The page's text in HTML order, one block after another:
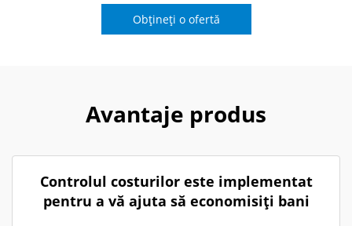
Obțineți o ofertă
Avantaje produs
Controlul costurilor este implementat
pentru a vă ajuta să economisiți bani